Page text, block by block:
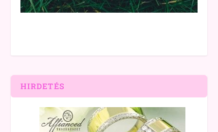
HIRDETÉS